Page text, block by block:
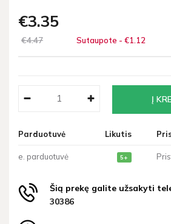
€3 35
€447 Sutaupote - €1 12
Parduotuvė Likutis
e. parduotuvė 5+
Šią prekę galite užsakyti
30386